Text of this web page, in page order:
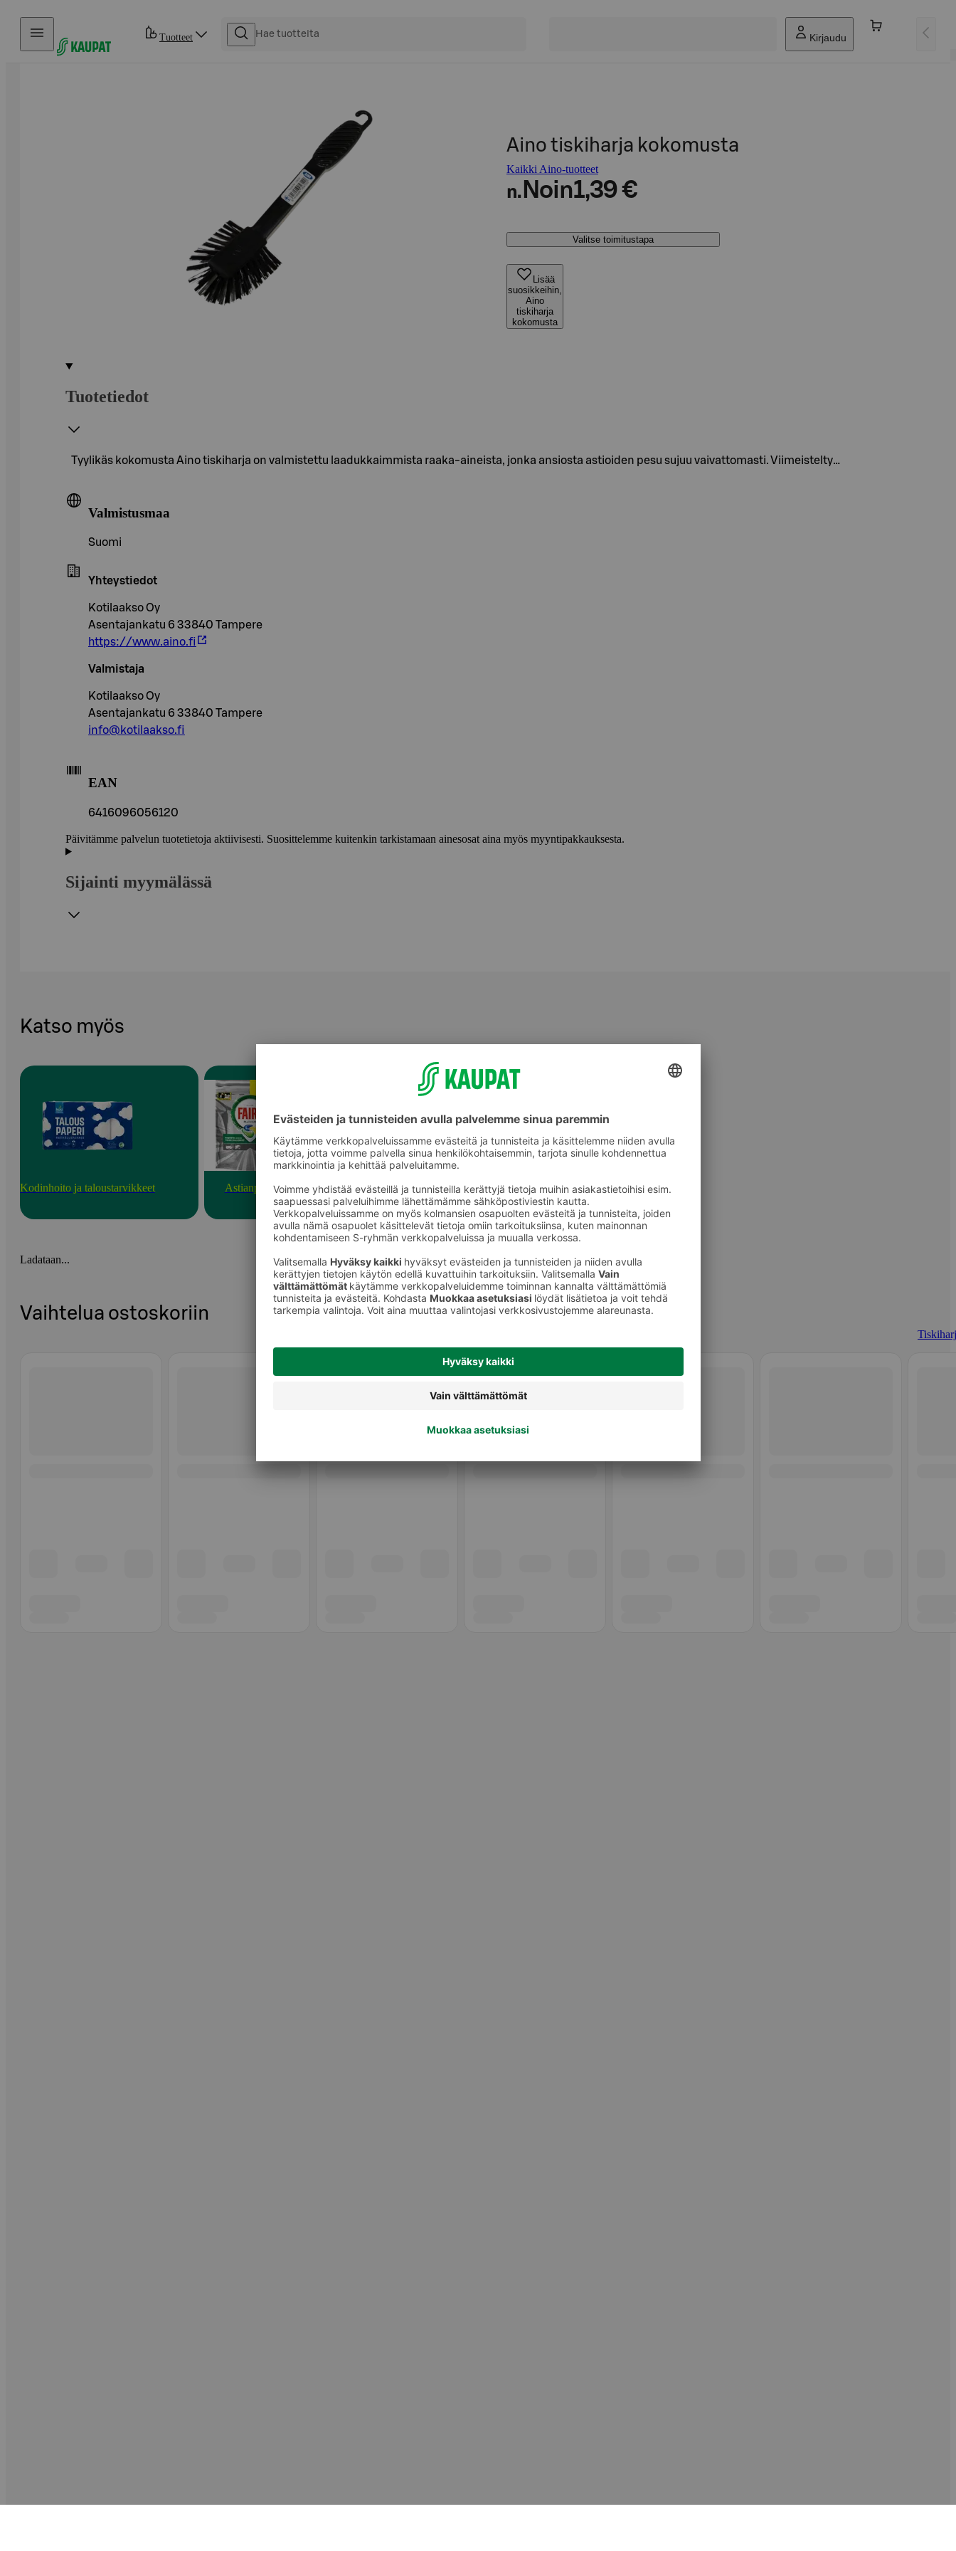
Hyppää sisältöön
Tuotteet Kirjaudu
Aino tiskiharja kokomusta
Kaikki Aino-tuotteet
n. Noin1,39 €
Valitse toimitustapa
Lisää
suosikkeihin,
Aino
tiskiharja
kokomusta
Tuotetiedot
Tyylikäs kokomusta Aino tiskiharja on valmistettu laadukkaimmista raaka-aineista, jonka ansiosta astioiden pesu sujuu vaivattomasti. Viimeistelty…
Valmistusmaa
Suomi
Yhteystiedot
Kotilaakso Oy
Asentajankatu 6 33840 Tampere
https://www.aino.fi
Valmistaja
Kotilaakso Oy
Asentajankatu 6 33840 Tampere
info@kotilaakso.fi
EAN
6416096056120
Päivitämme palvelun tuotetietoja aktiivisesti. Suosittelemme kuitenkin tarkistamaan ainesosat aina myös myyntipakkauksesta.
Sijainti myymälässä
Katso myös
Kodinhoito ja taloustarvikkeet Astianpesu Tiskiharjat
Ladataan...
Vaihtelua ostoskoriin